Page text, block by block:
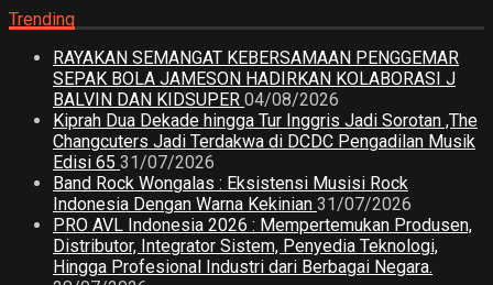
Trending
RAYAKAN SEMANGAT KEBERSAMAAN PENGGEMAR
SEPAK BOLA JAMESON HADIRKAN KOLABORASI J
BALVIN DAN KIDSUPER 04/08/2026
Kiprah Dua Dekade hingga Tur Inggris Jadi Sorotan ,The
Changcuters Jadi Terdakwa di DCDC Pengadilan Musik
Edisi 65 31/07/2026
Band Rock Wongalas : Eksistensi Musisi Rock
Indonesia Dengan Warna Kekinian 31/07/2026
PRO AVL Indonesia 2026 : Mempertemukan Produsen,
Distributor, Integrator Sistem, Penyedia Teknologi,
Hingga Profesional Industri dari Berbagai Negara.